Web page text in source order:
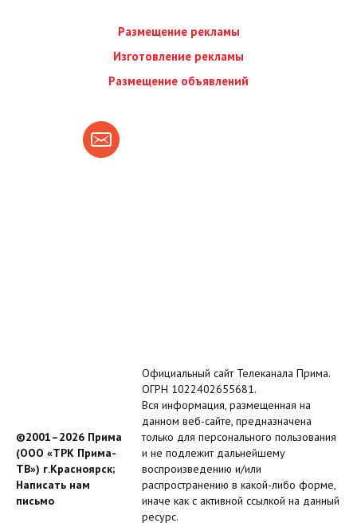
Размещение рекламы
Изготовление рекламы
Размещение объявлений
©2001–2026 Прима
(ООО «ТРК Прима-
ТВ») г.Красноярск;
Написать нам
письмо
Официальный сайт Телеканала Прима.
ОГРН 1022402655681.
Вся информация, размещенная на
данном веб-сайте, предназначена
только для персонального пользования
и не подлежит дальнейшему
воспроизведению и/или
распространению в какой-либо форме,
иначе как с активной ссылкой на данный
ресурс.